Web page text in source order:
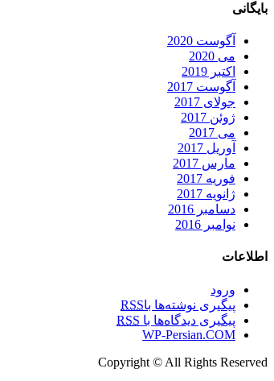
بایگانی
آگوست 2020
می 2020
اکتبر 2019
آگوست 2017
جولای 2017
ژوئن 2017
می 2017
آوریل 2017
مارس 2017
فوریه 2017
ژانویه 2017
دسامبر 2016
نوامبر 2016
اطلاعات
ورود
پیگیری نوشته‌ها باRSS
پیگیری دیدگاه‌ها با RSS
WP-Persian.COM
Copyright © All Rights Reserved